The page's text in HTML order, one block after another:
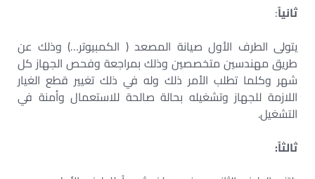
ثانياً:
يتولى الطرف الأول صيانة المصعد ( الكمبيوتر…) وذلك عن
طريق مهندسين متخصصين وذلك بمراجعة وفحص الجهاز كل
شهر وكلما تطلب الأمر ذلك وله في ذلك تغيير قطع الغيار
اللازمة للجهاز وتشغيله بحالة صالحة للاستعمال وأمنة في
التشغيل.
ثالثاً: